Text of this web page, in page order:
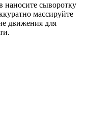
наносите сыворотку
массируйте
движения для